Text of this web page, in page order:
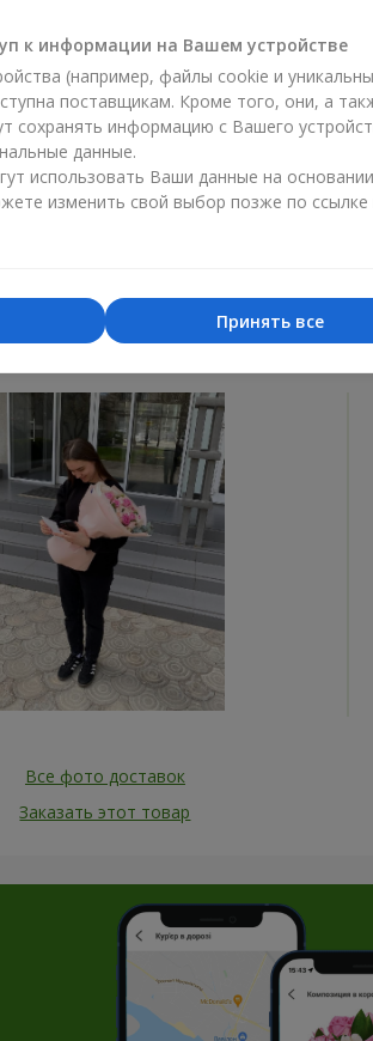
магазин
Business Award»
«Выбор
2025
Фотогалерея
Все фото доставок
Заказать этот товар
к информации на Вашем устройстве
(например, файлы cookie и
поставщикам. Кроме того, они, а
сохранять информацию с Вашего
данные.
использовать Ваши данные на основании
изменить свой выбор позже по ссылке
Принять все